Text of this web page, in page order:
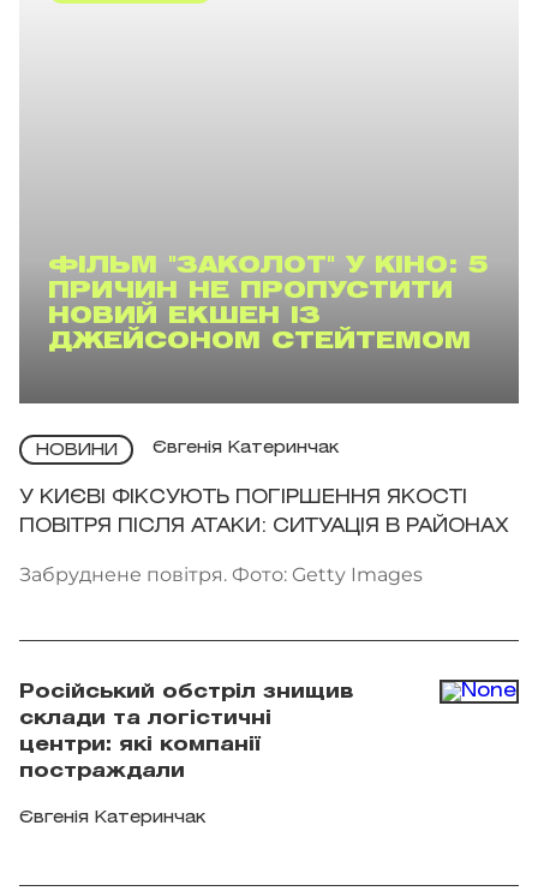
ФІЛЬМ "ЗАКОЛОТ" У КІНО: 5
ПРИЧИН НЕ ПРОПУСТИТИ
НОВИЙ ЕКШЕН ІЗ
ДЖЕЙСОНОМ СТЕЙТЕМОМ
НОВИНИ Євгенія Катеринчак
У КИЄВІ ФІКСУЮТЬ ПОГІРШЕННЯ ЯКОСТІ
ПОВІТРЯ ПІСЛЯ АТАКИ: СИТУАЦІЯ В РАЙОНАХ
Забруднене повітря. Фото: Getty Images
Російський обстріл знищив
склади та логістичні
центри: які компанії
постраждали
Євгенія Катеринчак